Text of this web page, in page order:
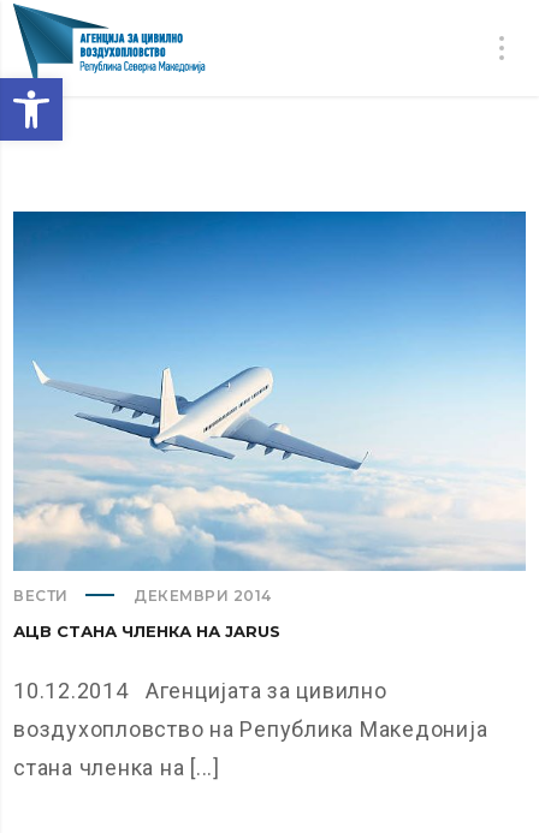
Open toolbar
ВЕСТИ ДЕКЕМВРИ 2014
АЦВ СТАНА ЧЛЕНКА НА ЈARUS
10.12.2014 Агенцијата за цивилно
воздухопловство на Република Македонија
стана членка на [...]